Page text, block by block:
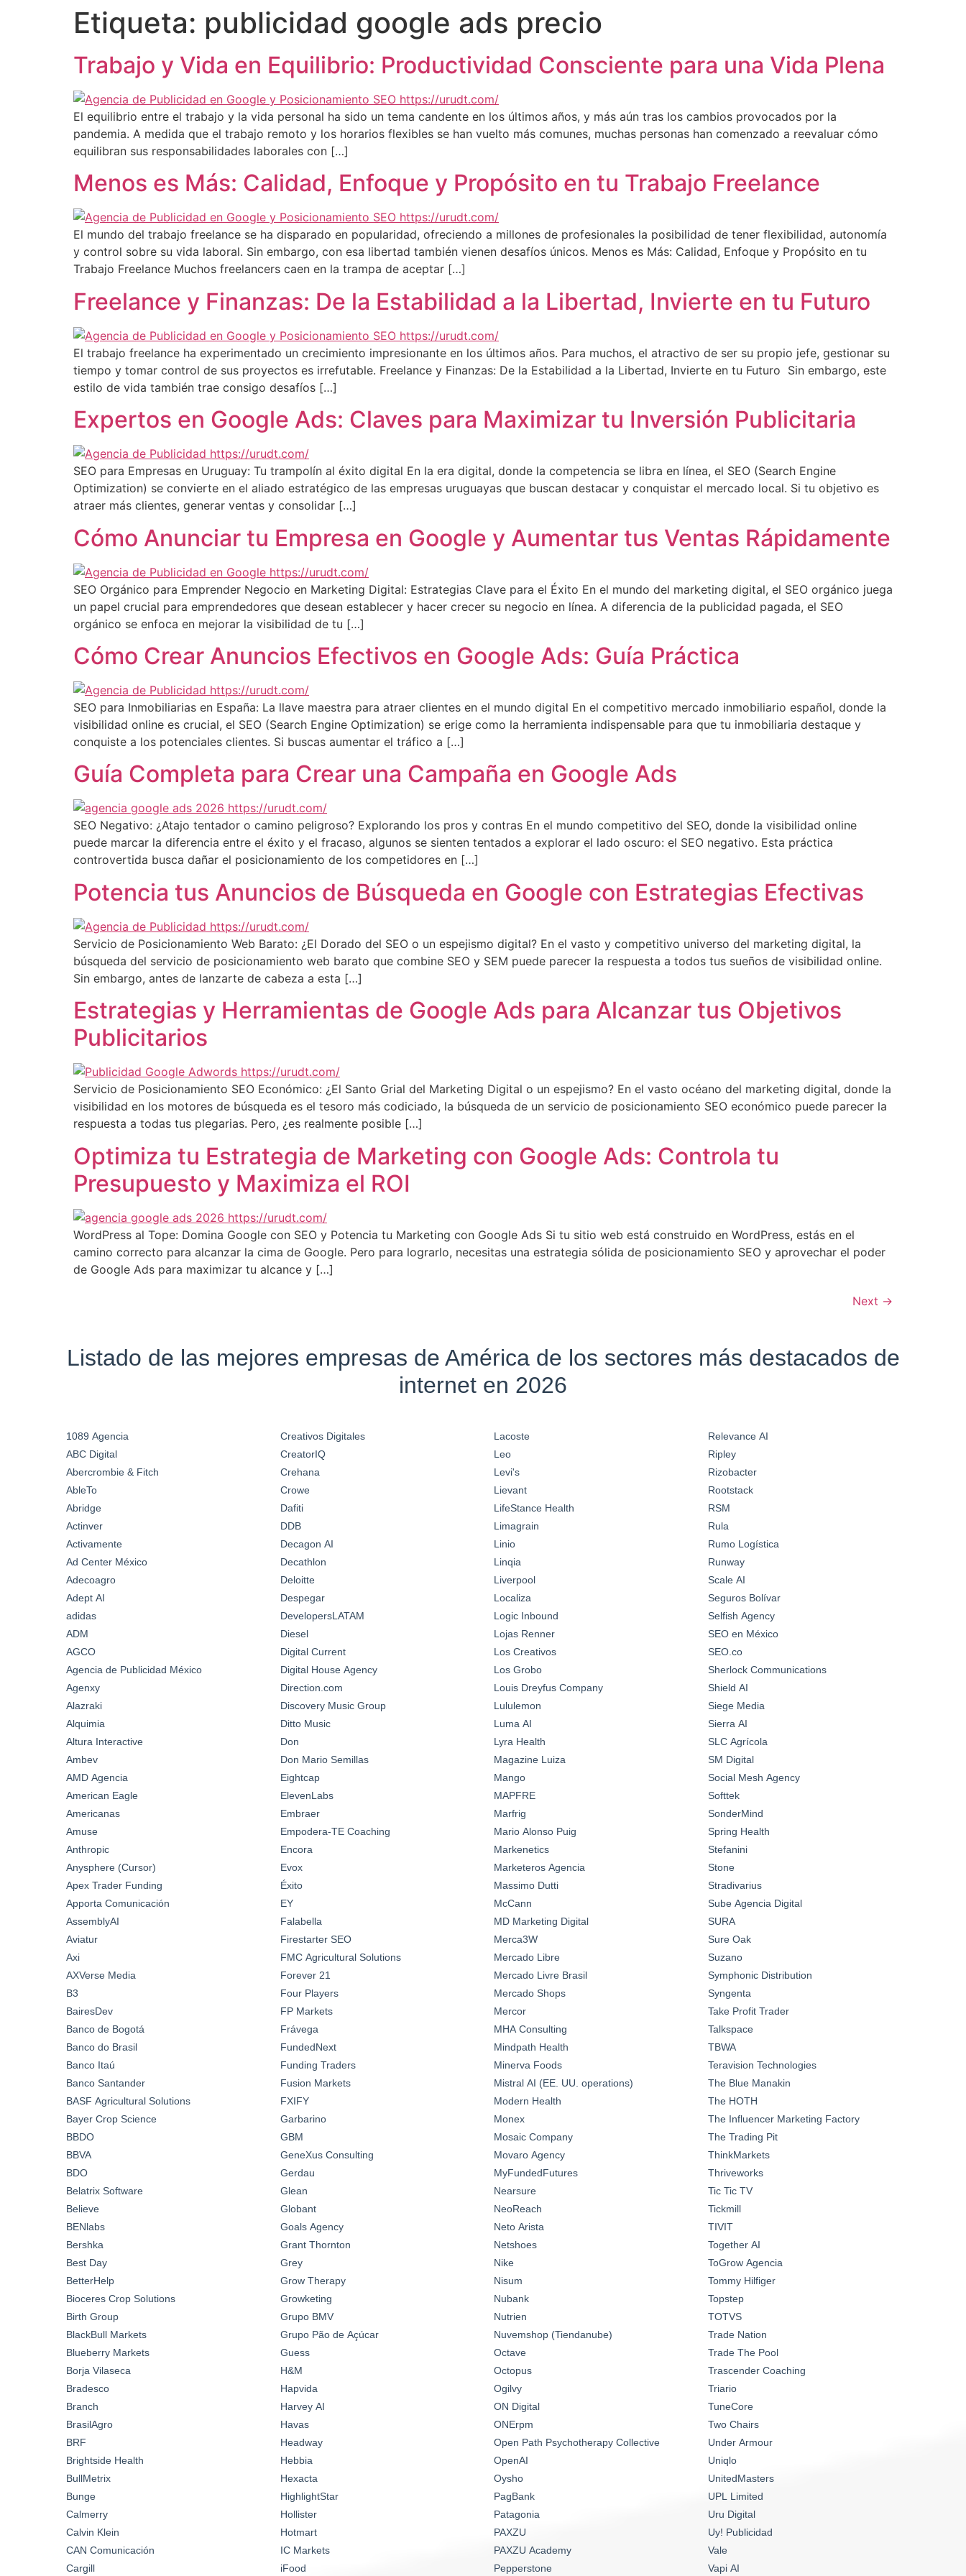
Etiqueta: publicidad google ads precio
Trabajo y Vida en Equilibrio: Productividad Consciente para una Vida Plena
El equilibrio entre el trabajo y la vida personal ha sido un tema candente en los últimos años, y más aún tras los cambios provocados por la
pandemia. A medida que el trabajo remoto y los horarios flexibles se han vuelto más comunes, muchas personas han comenzado a reevaluar cómo
equilibran sus responsabilidades laborales con […]
Menos es Más: Calidad, Enfoque y Propósito en tu Trabajo Freelance
El mundo del trabajo freelance se ha disparado en popularidad, ofreciendo a millones de profesionales la posibilidad de tener flexibilidad, autonomía
y control sobre su vida laboral. Sin embargo, con esa libertad también vienen desafíos únicos. Menos es Más: Calidad, Enfoque y Propósito en tu
Trabajo Freelance Muchos freelancers caen en la trampa de aceptar […]
Freelance y Finanzas: De la Estabilidad a la Libertad, Invierte en tu Futuro
El trabajo freelance ha experimentado un crecimiento impresionante en los últimos años. Para muchos, el atractivo de ser su propio jefe, gestionar su
tiempo y tomar control de sus proyectos es irrefutable. Freelance y Finanzas: De la Estabilidad a la Libertad, Invierte en tu Futuro Sin embargo, este
estilo de vida también trae consigo desafíos […]
Expertos en Google Ads: Claves para Maximizar tu Inversión Publicitaria
SEO para Empresas en Uruguay: Tu trampolín al éxito digital En la era digital, donde la competencia se libra en línea, el SEO (Search Engine
Optimization) se convierte en el aliado estratégico de las empresas uruguayas que buscan destacar y conquistar el mercado local. Si tu objetivo es
atraer más clientes, generar ventas y consolidar […]
Cómo Anunciar tu Empresa en Google y Aumentar tus Ventas Rápidamente
SEO Orgánico para Emprender Negocio en Marketing Digital: Estrategias Clave para el Éxito En el mundo del marketing digital, el SEO orgánico juega
un papel crucial para emprendedores que desean establecer y hacer crecer su negocio en línea. A diferencia de la publicidad pagada, el SEO
orgánico se enfoca en mejorar la visibilidad de tu […]
Cómo Crear Anuncios Efectivos en Google Ads: Guía Práctica
SEO para Inmobiliarias en España: La llave maestra para atraer clientes en el mundo digital En el competitivo mercado inmobiliario español, donde la
visibilidad online es crucial, el SEO (Search Engine Optimization) se erige como la herramienta indispensable para que tu inmobiliaria destaque y
conquiste a los potenciales clientes. Si buscas aumentar el tráfico a […]
Guía Completa para Crear una Campaña en Google Ads
SEO Negativo: ¿Atajo tentador o camino peligroso? Explorando los pros y contras En el mundo competitivo del SEO, donde la visibilidad online
puede marcar la diferencia entre el éxito y el fracaso, algunos se sienten tentados a explorar el lado oscuro: el SEO negativo. Esta práctica
controvertida busca dañar el posicionamiento de los competidores en […]
Potencia tus Anuncios de Búsqueda en Google con Estrategias Efectivas
Servicio de Posicionamiento Web Barato: ¿El Dorado del SEO o un espejismo digital? En el vasto y competitivo universo del marketing digital, la
búsqueda del servicio de posicionamiento web barato que combine SEO y SEM puede parecer la respuesta a todos tus sueños de visibilidad online.
Sin embargo, antes de lanzarte de cabeza a esta […]
Estrategias y Herramientas de Google Ads para Alcanzar tus Objetivos
Publicitarios
Servicio de Posicionamiento SEO Económico: ¿El Santo Grial del Marketing Digital o un espejismo? En el vasto océano del marketing digital, donde la
visibilidad en los motores de búsqueda es el tesoro más codiciado, la búsqueda de un servicio de posicionamiento SEO económico puede parecer la
respuesta a todas tus plegarias. Pero, ¿es realmente posible […]
Optimiza tu Estrategia de Marketing con Google Ads: Controla tu
Presupuesto y Maximiza el ROI
WordPress al Tope: Domina Google con SEO y Potencia tu Marketing con Google Ads Si tu sitio web está construido en WordPress, estás en el
camino correcto para alcanzar la cima de Google. Pero para lograrlo, necesitas una estrategia sólida de posicionamiento SEO y aprovechar el poder
de Google Ads para maximizar tu alcance y […]
Next →
Listado de las mejores empresas de América de los sectores más destacados de
internet en 2026
1089 Agencia
ABC Digital
Abercrombie & Fitch
AbleTo
Abridge
Actinver
Activamente
Ad Center México
Adecoagro
Adept AI
adidas
ADM
AGCO
Agencia de Publicidad México
Agenxy
Alazraki
Alquimia
Altura Interactive
Ambev
AMD Agencia
American Eagle
Americanas
Amuse
Anthropic
Anysphere (Cursor)
Apex Trader Funding
Apporta Comunicación
AssemblyAI
Aviatur
Axi
AXVerse Media
B3
BairesDev
Banco de Bogotá
Banco do Brasil
Banco Itaú
Banco Santander
BASF Agricultural Solutions
Bayer Crop Science
BBDO
BBVA
BDO
Belatrix Software
Believe
BENlabs
Bershka
Best Day
BetterHelp
Bioceres Crop Solutions
Birth Group
BlackBull Markets
Blueberry Markets
Borja Vilaseca
Bradesco
Branch
BrasilAgro
BRF
Brightside Health
BullMetrix
Bunge
Calmerry
Calvin Klein
CAN Comunicación
Cargill
Creativos Digitales
CreatorIQ
Crehana
Crowe
Dafiti
DDB
Decagon AI
Decathlon
Deloitte
Despegar
DevelopersLATAM
Diesel
Digital Current
Digital House Agency
Direction.com
Discovery Music Group
Ditto Music
Don
Don Mario Semillas
Eightcap
ElevenLabs
Embraer
Empodera-TE Coaching
Encora
Evox
Éxito
EY
Falabella
Firestarter SEO
FMC Agricultural Solutions
Forever 21
Four Players
FP Markets
Frávega
FundedNext
Funding Traders
Fusion Markets
FXIFY
Garbarino
GBM
GeneXus Consulting
Gerdau
Glean
Globant
Goals Agency
Grant Thornton
Grey
Grow Therapy
Growketing
Grupo BMV
Grupo Pão de Açúcar
Guess
H&M
Hapvida
Harvey AI
Havas
Headway
Hebbia
Hexacta
HighlightStar
Hollister
Hotmart
IC Markets
iFood
Lacoste
Leo
Levi's
Lievant
LifeStance Health
Limagrain
Linio
Linqia
Liverpool
Localiza
Logic Inbound
Lojas Renner
Los Creativos
Los Grobo
Louis Dreyfus Company
Lululemon
Luma AI
Lyra Health
Magazine Luiza
Mango
MAPFRE
Marfrig
Mario Alonso Puig
Markenetics
Marketeros Agencia
Massimo Dutti
McCann
MD Marketing Digital
Merca3W
Mercado Libre
Mercado Livre Brasil
Mercado Shops
Mercor
MHA Consulting
Mindpath Health
Minerva Foods
Mistral AI (EE. UU. operations)
Modern Health
Monex
Mosaic Company
Movaro Agency
MyFundedFutures
Nearsure
NeoReach
Neto Arista
Netshoes
Nike
Nisum
Nubank
Nutrien
Nuvemshop (Tiendanube)
Octave
Octopus
Ogilvy
ON Digital
ONErpm
Open Path Psychotherapy Collective
OpenAI
Oysho
PagBank
Patagonia
PAXZU
PAXZU Academy
Pepperstone
Relevance AI
Ripley
Rizobacter
Rootstack
RSM
Rula
Rumo Logística
Runway
Scale AI
Seguros Bolívar
Selfish Agency
SEO en México
SEO.co
Sherlock Communications
Shield AI
Siege Media
Sierra AI
SLC Agrícola
SM Digital
Social Mesh Agency
Softtek
SonderMind
Spring Health
Stefanini
Stone
Stradivarius
Sube Agencia Digital
SURA
Sure Oak
Suzano
Symphonic Distribution
Syngenta
Take Profit Trader
Talkspace
TBWA
Teravision Technologies
The Blue Manakin
The HOTH
The Influencer Marketing Factory
The Trading Pit
ThinkMarkets
Thriveworks
Tic Tic TV
Tickmill
TIVIT
Together AI
ToGrow Agencia
Tommy Hilfiger
Topstep
TOTVS
Trade Nation
Trade The Pool
Trascender Coaching
Triario
TuneCore
Two Chairs
Under Armour
Uniqlo
UnitedMasters
UPL Limited
Uru Digital
Uy! Publicidad
Vale
Vapi AI